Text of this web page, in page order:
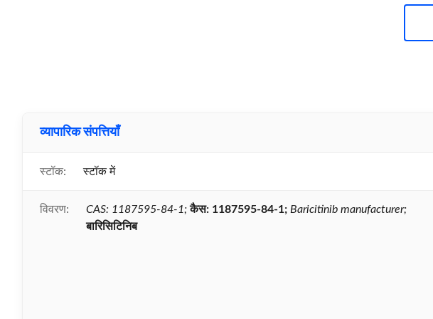
व्यापारिक संपत्तियाँ
स्टॉक: स्टॉक में
विवरण: CAS: 1187595-84-1; कैस: 1187595-84-1; Baricitinib manufacturer;
बारिसिटिनिब